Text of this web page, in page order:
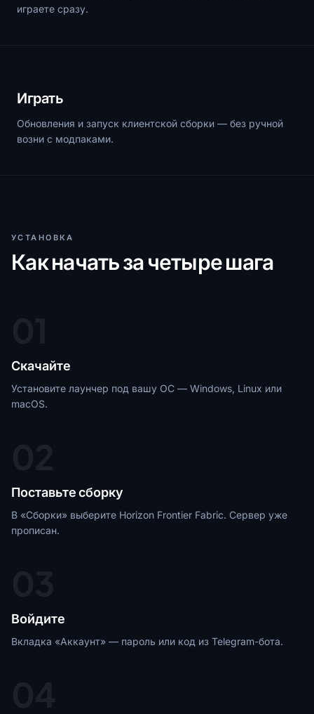
играете сразу.
Играть
Обновления и запуск клиентской сборки — без ручной
возни с модпаками.
УСТАНОВКА
Как начать за четыре шага
Скачайте
Установите лаунчер под вашу ОС — Windows, Linux или
macOS.
Поставьте сборку
В «Сборки» выберите Horizon Frontier Fabric. Сервер уже
прописан.
Войдите
Вкладка «Аккаунт» — пароль или код из Telegram-бота.